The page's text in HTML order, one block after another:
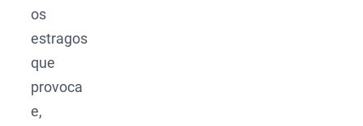
os
estragos
que
provoca
e,